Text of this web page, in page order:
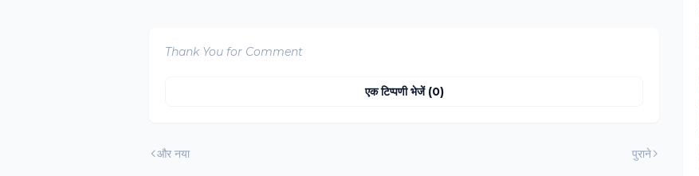
Thank You for Comment
एक टिप्पणी भेजें (0)
और नया पुराने